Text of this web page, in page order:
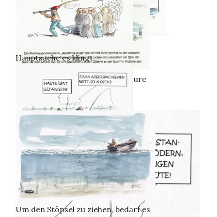
Performance zu Fridays for Future
Hauptsache es klingt…
Erfolge im Ruhrgebiet
Um den Stöpsel zu ziehen, bedarf es